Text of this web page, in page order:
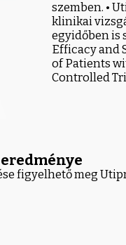
szemben. •
klinikai
egyidőben is
Efficacy and
of Patients
Controlled
figyelhető meg